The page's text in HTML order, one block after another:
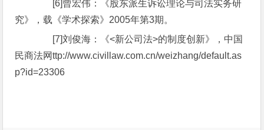
[6]曾宏伟：《股东派生诉讼理论与司法实务研
究》，载《学术探索》2005年第3期。
[7]刘俊海：《<新公司法>的制度创新》，中国
民商法网ttp://www.civillaw.com.cn/weizhang/default.as
p?id=23306